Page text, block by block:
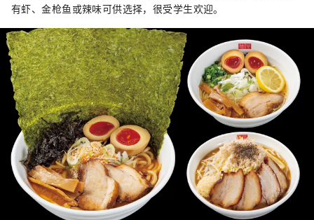
有虾、金枪鱼或辣味可供选择，很受学生欢迎。